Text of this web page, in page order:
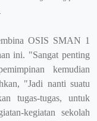
OSIS SMAN 1
ini. "Sangat penting
kemudian
"Jadi nanti suatu
tugas-tugas, untuk
kegiatan sekolah